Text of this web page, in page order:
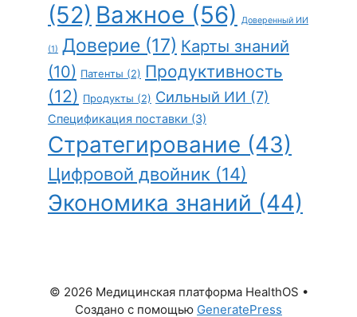
(52) Важное (56) Доверенный ИИ
(1) Доверие (17) Карты знаний
(10) Патенты (2) Продуктивность
(12) Продукты (2) Сильный ИИ (7)
Спецификация поставки (3)
Стратегирование (43)
Цифровой двойник (14)
Экономика знаний (44)
© 2026 Медицинская платформа HealthOS •
Создано с помощью GeneratePress